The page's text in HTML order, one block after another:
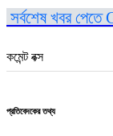
সর্বশেষ খবর
কমেন্ট বক্স
প্রতিবেদকের তথ্য